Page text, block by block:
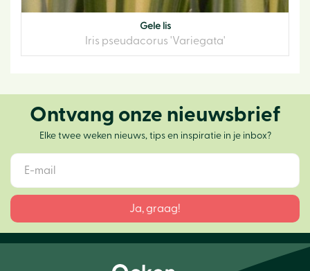
Gele lis
Iris pseudacorus 'Variegata'
Ontvang onze nieuwsbrief
Elke twee weken nieuws, tips en inspiratie in je inbox?